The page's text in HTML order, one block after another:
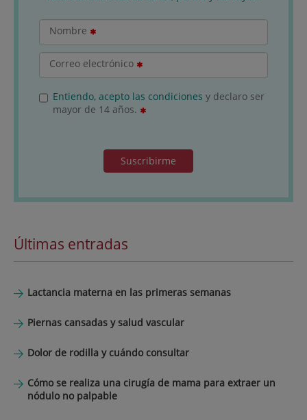
Nombre
Correo electrónico
Entiendo, acepto las condiciones y declaro ser
mayor de 14 años.
Suscribirme
Últimas entradas
Lactancia materna en las primeras semanas
Piernas cansadas y salud vascular
Dolor de rodilla y cuándo consultar
Cómo se realiza una cirugía de mama para extraer un
nódulo no palpable